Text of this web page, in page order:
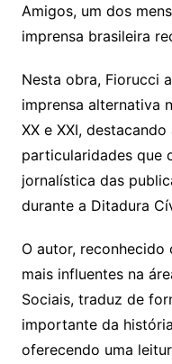
Amigos, um dos
imprensa brasileira
Nesta obra, Fiorucci
imprensa alternativa
XX e XXI,
particularidades que
jornalística das
durante a Ditadura
O autor,
mais influentes na
Sociais, traduz de
importante da
oferecendo uma